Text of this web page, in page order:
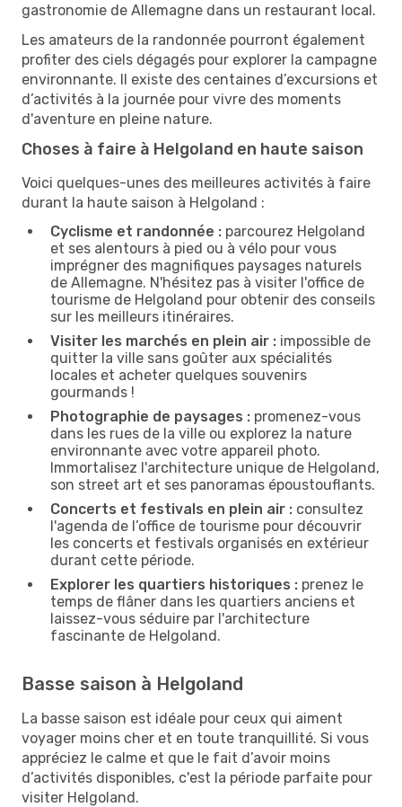
gastronomie de Allemagne dans un restaurant local.
Les amateurs de la randonnée pourront également
profiter des ciels dégagés pour explorer la campagne
environnante. Il existe des centaines d’excursions et
d’activités à la journée pour vivre des moments
d'aventure en pleine nature.
Choses à faire à Helgoland en haute saison
Voici quelques-unes des meilleures activités à faire
durant la haute saison à Helgoland :
Cyclisme et randonnée : parcourez Helgoland
et ses alentours à pied ou à vélo pour vous
imprégner des magnifiques paysages naturels
de Allemagne. N'hésitez pas à visiter l'office de
tourisme de Helgoland pour obtenir des conseils
sur les meilleurs itinéraires.
Visiter les marchés en plein air : impossible de
quitter la ville sans goûter aux spécialités
locales et acheter quelques souvenirs
gourmands !
Photographie de paysages : promenez-vous
dans les rues de la ville ou explorez la nature
environnante avec votre appareil photo.
Immortalisez l'architecture unique de Helgoland,
son street art et ses panoramas époustouflants.
Concerts et festivals en plein air : consultez
l'agenda de l’office de tourisme pour découvrir
les concerts et festivals organisés en extérieur
durant cette période.
Explorer les quartiers historiques : prenez le
temps de flâner dans les quartiers anciens et
laissez-vous séduire par l'architecture
fascinante de Helgoland.
Basse saison à Helgoland
La basse saison est idéale pour ceux qui aiment
voyager moins cher et en toute tranquillité. Si vous
appréciez le calme et que le fait d’avoir moins
d’activités disponibles, c'est la période parfaite pour
visiter Helgoland.